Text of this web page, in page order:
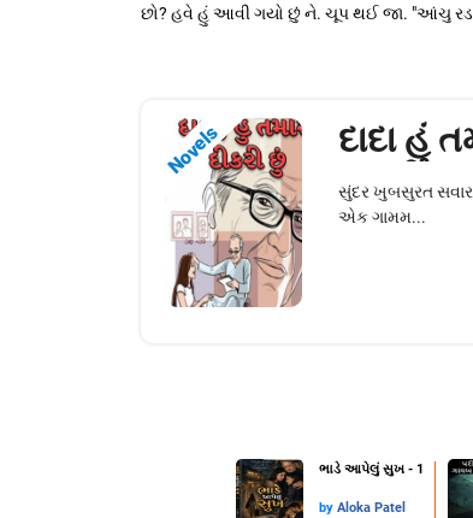
છો? હવે હું આવી ગયો છું ને. ચૂપ થઈ જા. "આંચુ
Novels દાદા હું
સુંદર ખુબસુરત
એક ગામમ...
ભાડે આપેલું સુખ - 1
by Aloka Patel